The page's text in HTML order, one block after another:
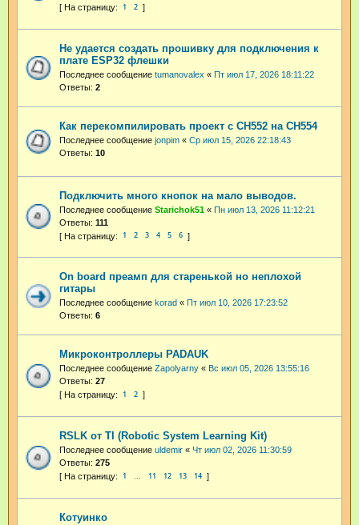
1 2
Не удается создать прошивку для подключения к
плате ESP32 флешки
Последнее сообщение tumanovalex « Пт июл 17, 2026 18:11:22
Ответы: 2
Как перекомпилировать проект с CH552 на CH554
Последнее сообщение jonpim « Ср июл 15, 2026 22:18:43
Ответы: 10
Подключить много кнопок на мало выводов.
Последнее сообщение Starichok51 « Пн июл 13, 2026 11:12:21
Ответы: 111
1 2 3 4 5 6
On board преамп для старенькой но неплохой
гитары
Последнее сообщение korad « Пт июл 10, 2026 17:23:52
Ответы: 6
Микроконтроллеры PADAUK
Последнее сообщение Zapolyarny « Вс июл 05, 2026 13:55:16
Ответы: 27
1 2
RSLK от TI (Robotic System Learning Kit)
Последнее сообщение uldemir « Чт июл 02, 2026 11:30:59
Ответы: 275
1 … 11 12 13 14
Котуинко